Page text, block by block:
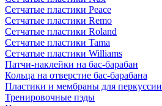
Сетчатые пластики Peace
Сетчатые пластики Remo
Сетчатые пластики Roland
Сетчатые пластики Tama
Сетчатые пластики Williams
Патчи-наклейки на бас-барабан
Кольца на отверстие бас-барабана
Пластики и мембраны для перкуссии
Тренировочные пэды